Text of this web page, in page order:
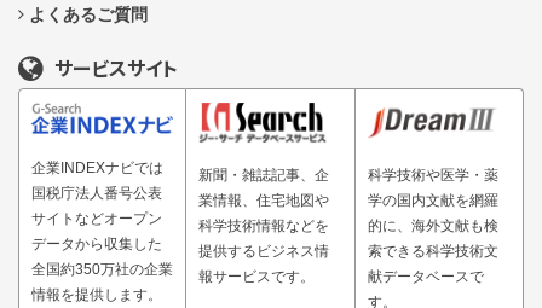
よくあるご質問
サービスサイト
企業INDEXナビでは
国税庁法人番号公表
サイトなどオープン
データから収集した
全国約350万社の企業
情報を提供します。
新聞・雑誌記事、企
業情報、住宅地図や
科学技術情報などを
提供するビジネス情
報サービスです。
科学技術や医学・薬
学の国内文献を網羅
的に、海外文献も検
索できる科学技術文
献データベースで
す。